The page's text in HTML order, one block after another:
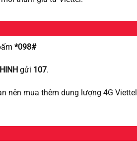
*098#
gửi 107.
nên mua thêm dung lượng 4G Viettel